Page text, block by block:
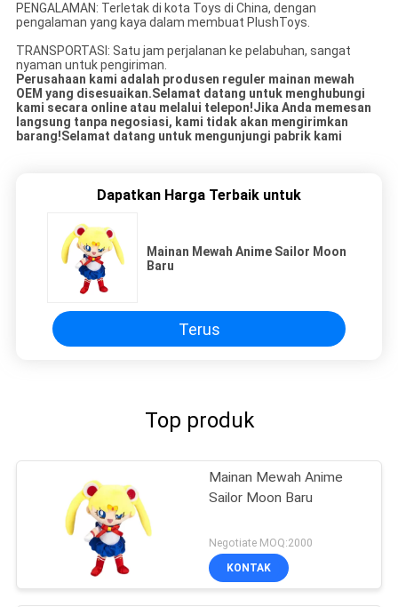
PENGALAMAN: Terletak di kota Toys di China, dengan
pengalaman yang kaya dalam membuat PlushToys.
TRANSPORTASI: Satu jam perjalanan ke pelabuhan, sangat
nyaman untuk pengiriman.
Perusahaan kami adalah produsen reguler mainan mewah
OEM yang disesuaikan.Selamat datang untuk menghubungi
kami secara online atau melalui telepon!Jika Anda memesan
langsung tanpa negosiasi, kami tidak akan mengirimkan
barang!Selamat datang untuk mengunjungi pabrik kami
Dapatkan Harga Terbaik untuk
Mainan Mewah Anime Sailor Moon
Baru
Terus
Top produk
Mainan Mewah Anime
Sailor Moon Baru
Negotiate MOQ:2000
KONTAK